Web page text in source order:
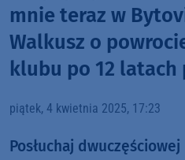
mnie teraz w
Walkusz o
klubu po 12 latach
piątek, 4 kwietnia 2025, 17:23
Posłuchaj